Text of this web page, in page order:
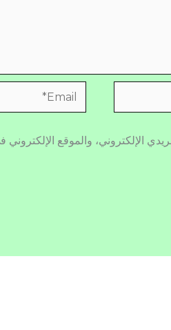
Email*
الإلكتروني، والموقع الإلكتروني